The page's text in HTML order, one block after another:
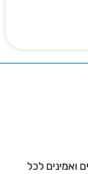
ואמינים לכל